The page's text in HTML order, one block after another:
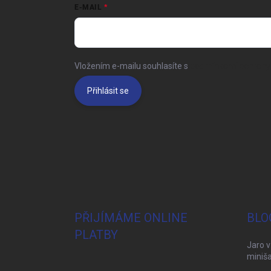
E-MAIL
Vložením e-mailu souhlasíte s
Přihlásit se
PŘIJÍMÁME ONLINE
PLATBY
Jaro